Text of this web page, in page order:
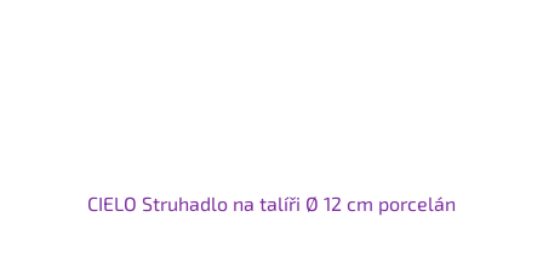
CIELO Struhadlo na talíři Ø 12 cm porcelán